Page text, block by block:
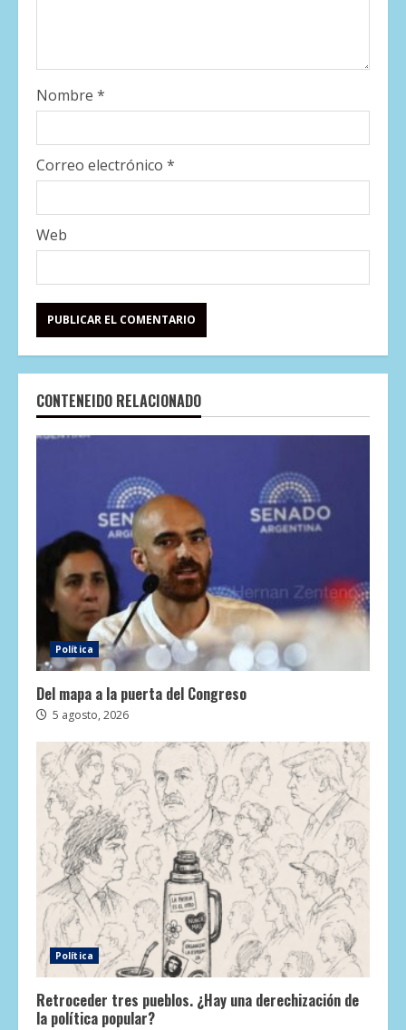
Nombre *
Correo electrónico *
Web
CONTENEIDO RELACIONADO
Política
Del mapa a la puerta del Congreso
5 agosto, 2026
Política
Retroceder tres pueblos. ¿Hay una derechización de
la política popular?